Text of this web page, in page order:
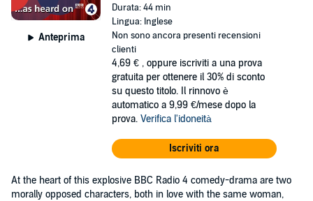
Anteprima
Durata: 44 min
Lingua: Inglese
Non sono ancora presenti recensioni
clienti
4,69 € , oppure iscriviti a una prova
gratuita per ottenere il 30% di sconto
su questo titolo. Il rinnovo è
automatico a 9,99 €/mese dopo la
prova. Verifica l'idoneità
Iscriviti ora
At the heart of this explosive BBC Radio 4 comedy-drama are two
morally opposed characters, both in love with the same woman,